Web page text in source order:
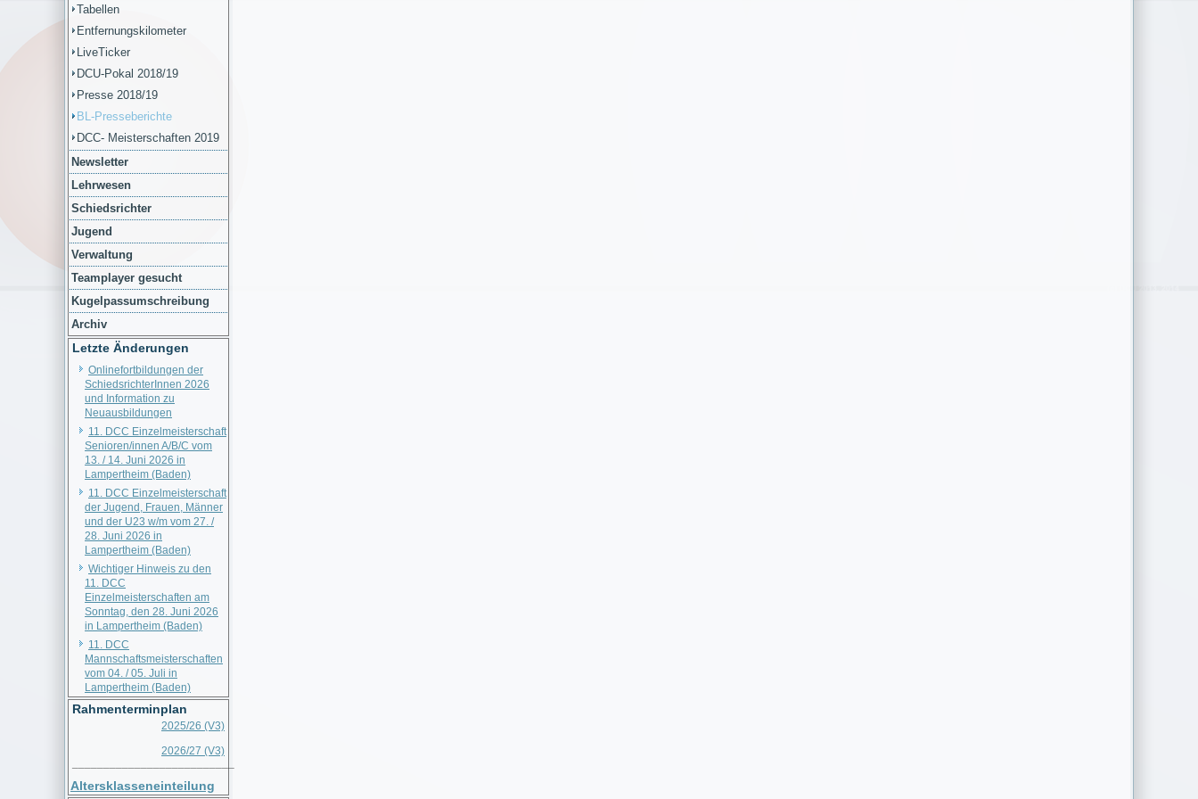
Tabellen
Entfernungskilometer
LiveTicker
DCU-Pokal 2018/19
Presse 2018/19
BL-Presseberichte
DCC- Meisterschaften 2019
Newsletter
Lehrwesen
Schiedsrichter
Jugend
Verwaltung
Teamplayer gesucht
Kugelpassumschreibung
Archiv
Letzte Änderungen
Onlinefortbildungen der
SchiedsrichterInnen 2026
und Information zu
Neuausbildungen
11. DCC Einzelmeisterschaft
Senioren/innen A/B/C vom
13. / 14. Juni 2026 in
Lampertheim (Baden)
11. DCC Einzelmeisterschaft
der Jugend, Frauen, Männer
und der U23 w/m vom 27. /
28. Juni 2026 in
Lampertheim (Baden)
Wichtiger Hinweis zu den
11. DCC
Einzelmeisterschaften am
Sonntag, den 28. Juni 2026
in Lampertheim (Baden)
11. DCC
Mannschaftsmeisterschaften
vom 04. / 05. Juli in
Lampertheim (Baden)
Rahmenterminplan
2025/26 (V3)
2026/27 (V3)
Altersklasseneinteilung